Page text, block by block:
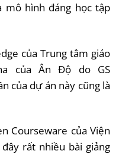
mô hình đáng học tập
của Trung tâm giáo
của Ân Độ do GS
của dự án này cũng là
Courseware của Viện
rất nhiều bài giảng